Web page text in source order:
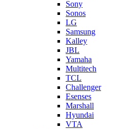
Sony
Sonos
LG
Samsung
Kalley
JBL
Yamaha
Multitech
TCL
Challenger
Esenses
Marshall
Hyundai
VTA